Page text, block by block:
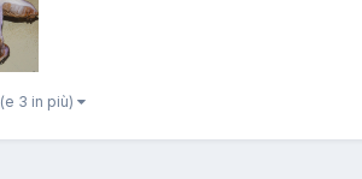
(e 3 in più)